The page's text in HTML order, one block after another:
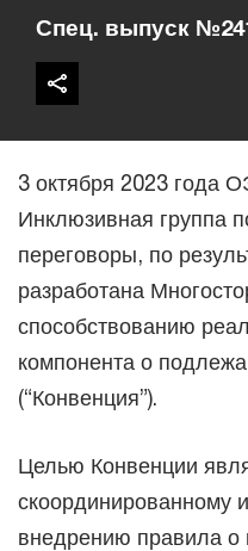
Спец. выпуск
3 октября 2023 года
Инклюзивная группа
переговоры, по
разработана
способствованию
компонента о
(“Конвенция”).
Целью Конвенции
скоординированному
внедрению правила о